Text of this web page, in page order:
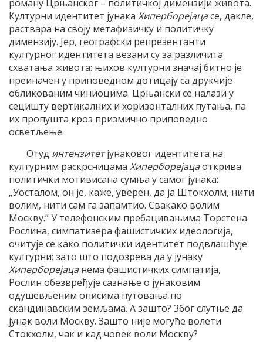
роману Црњанског – политичкој димензији живота.
Културни идентитет јунака Хиперборејацасе, дакле,
раствара на своју метафизичку и политичку
димензију. Јер, географски репрезентанти
културног идентитета везани су за различита
схватања живота: њихов културни значај битно је
преиначен у приповедном дотицају са друкчије
обликованим чиниоцима. Црњански се налази у
сецишту вертикалних и хоризонталних путања, па
их пропушта кроз призмично приповедно
осветљење.
Отуд интензитетјунаковог идентитета на
културним раскрсницама Хиперборејацаоткрива
политички мотивисана сумња у самог јунака:
„Уосталом, он је, каже, уверен, да ја Штокхолм, нити
волим, нити сам га запамтио. Свакако волим
Москву.” У телефонским пребацивањима Торстена
Рослина, симпатизера фашистичких идеологија,
очитује се како политички идентитет подвлашћује
културни: зато што подозрева да у јунаку
Хиперборејацанема фашистичких симпатија,
Рослин обезвређује сазнање о јунаковим
одушевљеним описима путовања по
скандинавским земљама. А зашто? Због слутње да
јунак воли Москву. Зашто није могуће волети
Стокхолм, чак и кад човек воли Москву?